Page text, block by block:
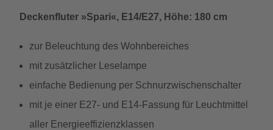
Deckenfluter »Spari«, E14/E27, Höhe: 180 cm
zur Beleuchtung des Wohnbereiches
mit zusätzlicher Leselampe
einfache Bedienung per Schnurzwischenschalter
mit je einer E27- und E14-Fassung für Leuchtmittel
aller Energieeffizienzklassen